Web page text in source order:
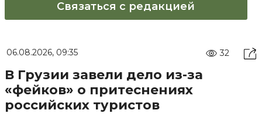
Связаться с редакцией
06.08.2026, 09:35 32
В Грузии завели дело из-за
«фейков» о притеснениях
российских туристов